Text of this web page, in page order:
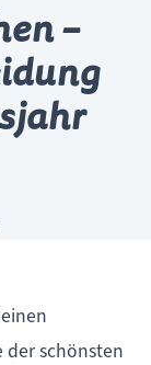
–
der schönsten